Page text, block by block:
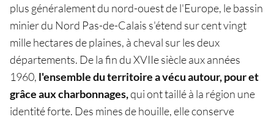
plus généralement du nord-ouest de l'Europe, le bassin
minier du Nord Pas-de-Calais s'étend sur cent vingt
mille hectares de plaines, à cheval sur les deux
départements. De la fin du XVIIe siècle aux années
1960, l'ensemble du territoire a vécu autour, pour et
grâce aux charbonnages,qui ont taillé à la région une
identité forte. Des mines de houille, elle conserve